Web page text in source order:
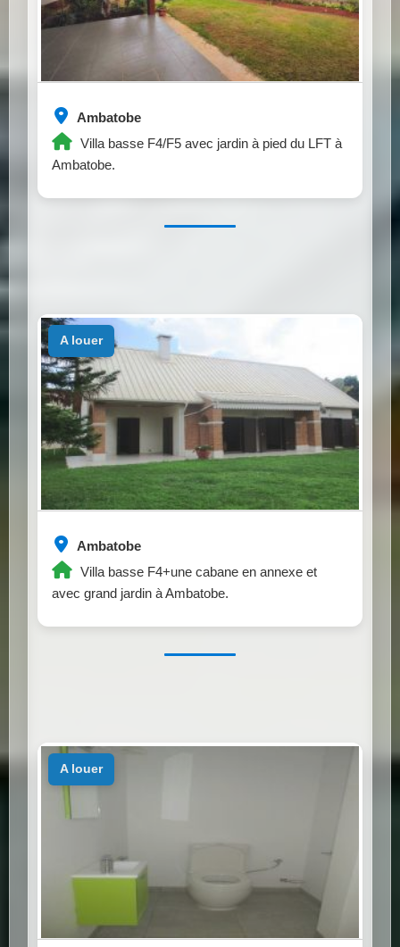
Ambatobe
Villa basse F4/F5 avec jardin à pied du LFT à
Ambatobe.
Ambatobe
Villa basse F4+une cabane en annexe et
avec grand jardin à Ambatobe.
a louer
a louer